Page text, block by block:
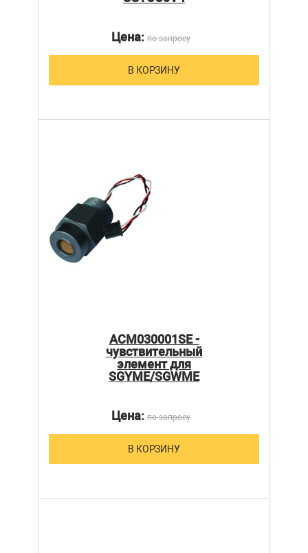
Цена:по запросу
В КОРЗИНУ
ACM030001SE -
чувствительный
элемент для
SGYME/SGWME
Цена:по запросу
В КОРЗИНУ